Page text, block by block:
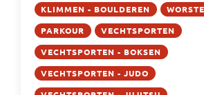
KLIMMEN - BOULDEREN
PARKOUR VECHTSPORTEN
VECHTSPORTEN - BOKSEN
VECHTSPORTEN - JUDO